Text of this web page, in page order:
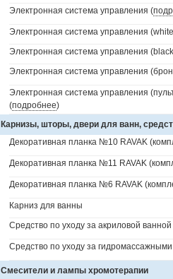
Электронная система управления (
Электронная система управления
Электронная система управления
Электронная система управления
Электронная система управления
(подробнее)
Карнизы, шторы, двери для ванн,
Декоративная планка №10 RAVAK
Декоративная планка №11 RAVAK
Декоративная планка №6 RAVAK
Карниз для ванны
Средство по уходу за акриловой ванной
Средство по уходу за
Смесители и лампы хромотерапии